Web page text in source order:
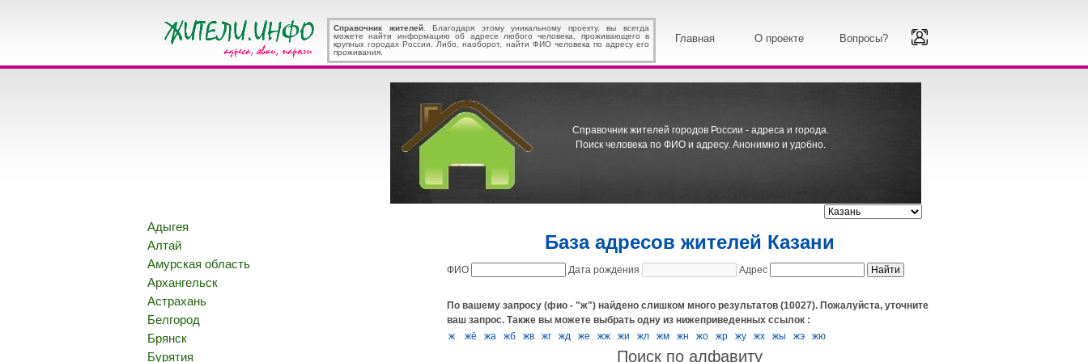
Справочник жителей. Благодаря этому уникальному проекту, вы всегда
можете найти информацию об адресе любого человека, проживающего в
крупных городах России. Либо, наоборот, найти ФИО человека по адресу его
проживания.
Главная О проекте Вопросы?
Справочник жителей городов России - адреса и города.
Поиск человека по ФИО и адресу. Анонимно и удобно.
Адыгея
Алтай
Амурская область
Архангельск
Астрахань
Белгород
Брянск
Бурятия
База адресов жителей Казани
ФИО Дата рождения Адрес
По вашему запросу (фио - "ж") найдено слишком много результатов (10027). Пожалуйста, уточните
ваш запрос. Также вы можете выбрать одну из нижеприведенных ссылок :
ж
жё жа жб жв жг жд же жж жи жл жм жн жо жр жу жх жы жэ жю
Поиск по алфавиту